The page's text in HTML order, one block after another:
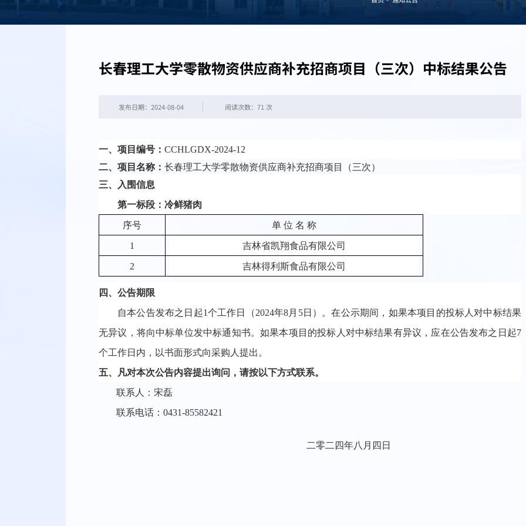
长春理工大学零散物资供应商补充招商项目（三次）中标结果公告
发布日期：2024-08-04 阅读次数： 71 次
一、项目编号： CCHLGDX-2024-12
二、项目名称： 长春理工大学零散物资供应商补充招商项目 （三次）
三、
入围信息
第一标段：冷鲜猪肉
序号 单 位 名 称
1 吉林省凯翔食品有限公司
2 吉林得利斯食品有限公司
四、公告期限
自本公告发布之日起1个工作日（2024年8月 5日） 。在公示期间，如果本项目的投标人对中标结果
无异议，将向中标单位发中标通知书。如果本项目的投标人对中标结果有异议，应在公告发布之日起7
个工作日内，以书面形式向采购人提出。
五、凡对本次公告内容提出询问，请按以下方式联系。
联系人： 宋磊
联系电话： 0431-85582421
二零二 四年八 月 四 日